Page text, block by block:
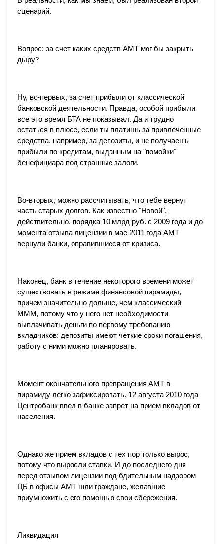
сценарий.
Вопрос: за счет каких средств АМТ мог бы закрыть
дыру?
Ну, во-первых, за счет прибыли от классической
банковской деятельности. Правда, особой прибыли
все это время БТА не показывал. Да и трудно
остаться в плюсе, если ты платишь за привлеченные
средства, например, за депозиты, и не получаешь
прибыли по кредитам, выданным на "помойки"
бенефициара под странные залоги.
Во-вторых, можно рассчитывать, что тебе вернут
часть старых долгов. Как известно "Новой",
действительно, порядка 10 млрд руб. с 2009 года и до
момента отзыва лицензии в мае 2011 года АМТ
вернули банки, оправившиеся от кризиса.
Наконец, банк в течение некоторого времени может
существовать в режиме финансовой пирамиды,
причем значительно дольше, чем классический
МММ, потому что у него нет необходимости
выплачивать деньги по первому требованию
вкладчиков: депозиты имеют четкие сроки погашения,
работу с ними можно планировать.
Момент окончательного превращения АМТ в
пирамиду легко зафиксировать. 12 августа 2010 года
Центробанк ввел в банке запрет на прием вкладов от
населения.
Однако же прием вкладов с тех пор только вырос,
потому что выросли ставки. И до последнего дня
перед отзывом лицензии под бдительным надзором
ЦБ в офисы АМТ шли граждане, желавшие
приумножить с его помощью свои сбережения.
Ликвидация